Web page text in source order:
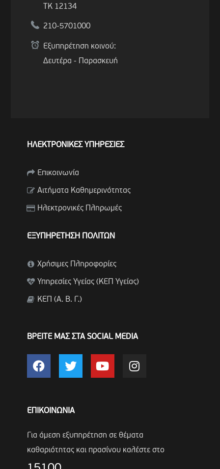
ΤΚ 12134
210-5701000
Εξυπηρέτηση κοινού:
Δευτέρα - Παρασκευή
ΗΛΕΚΤΡΟΝΙΚΕΣ ΥΠΗΡΕΣΙΕΣ
Επικοινωνία
Αιτήματα Καθημερινότητας
Ηλεκτρονικές Πληρωμές
ΕΞΥΠΗΡΕΤΗΣΗ ΠΟΛΙΤΩΝ
Χρήσιμες Πληροφορίες
Υπηρεσίες Υγείας (ΚΕΠ Υγείας)
ΚΕΠ (Α. Β. Γ.)
ΒΡΕΙΤΕ ΜΑΣ ΣΤΑ SOCIAL MEDIA
ΕΠΙΚΟΙΝΩΝΙΑ
Για άμεση εξυπηρέτηση σε θέματα
καθαριότητας και πρασίνου καλέστε στο